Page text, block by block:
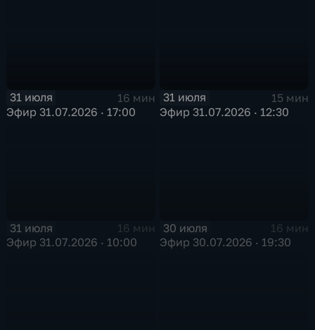
31 июля
16 мин
Эфир 31.07.2026 · 17:00
31 июля
15 мин
Эфир 31.07.2026 · 12:30
31 июля
16 мин
Эфир 31.07.2026 · 10:00
30 июля
16 мин
Эфир 30.07.2026 · 19:30